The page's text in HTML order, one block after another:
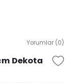
Yorumlar (0)
Dekota